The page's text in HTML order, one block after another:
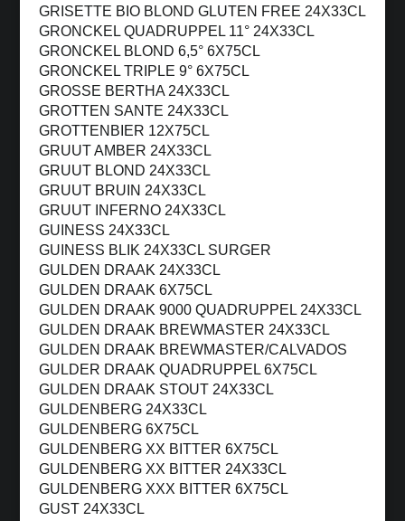
GRISETTE BIO BLOND GLUTEN FREE 24X33CL
GRONCKEL QUADRUPPEL 11° 24X33CL
GRONCKEL BLOND 6,5° 6X75CL
GRONCKEL TRIPLE 9° 6X75CL
GROSSE BERTHA 24X33CL
GROTTEN SANTE 24X33CL
GROTTENBIER 12X75CL
GRUUT AMBER 24X33CL
GRUUT BLOND 24X33CL
GRUUT BRUIN 24X33CL
GRUUT INFERNO 24X33CL
GUINESS 24X33CL
GUINESS BLIK 24X33CL SURGER
GULDEN DRAAK 24X33CL
GULDEN DRAAK 6X75CL
GULDEN DRAAK 9000 QUADRUPPEL 24X33CL
GULDEN DRAAK BREWMASTER 24X33CL
GULDEN DRAAK BREWMASTER/CALVADOS
GULDER DRAAK QUADRUPPEL 6X75CL
GULDEN DRAAK STOUT 24X33CL
GULDENBERG 24X33CL
GULDENBERG 6X75CL
GULDENBERG XX BITTER 6X75CL
GULDENBERG XX BITTER 24X33CL
GULDENBERG XXX BITTER 6X75CL
GUST 24X33CL